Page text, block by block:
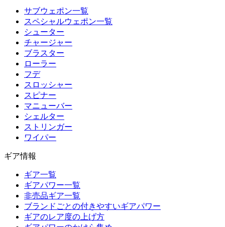
サブウェポン一覧
スペシャルウェポン一覧
シューター
チャージャー
ブラスター
ローラー
フデ
スロッシャー
スピナー
マニューバー
シェルター
ストリンガー
ワイパー
ギア情報
ギア一覧
ギアパワー一覧
非売品ギア一覧
ブランドごとの付きやすいギアパワー
ギアのレア度の上げ方